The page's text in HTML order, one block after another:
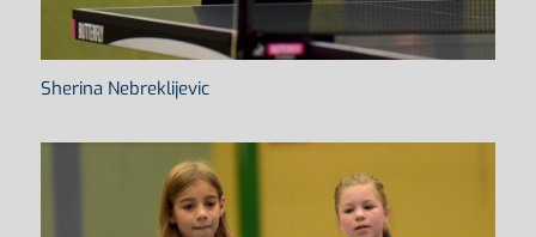
Sherina Nebreklijevic